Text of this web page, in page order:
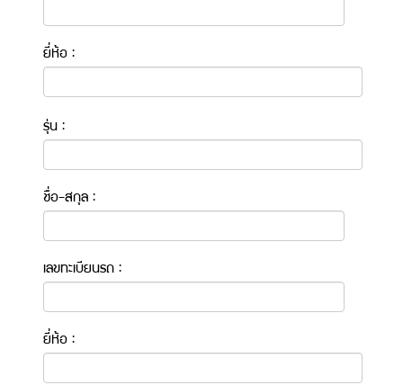
ยี่ห้อ :
รุ่น :
ชื่อ-สกุล :
เลขทะเบียนรถ :
ยี่ห้อ :